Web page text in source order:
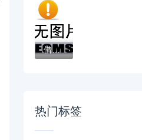
借钱的借款软件？这6个黑户无条件下款的软件...
热门标签